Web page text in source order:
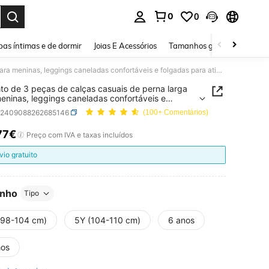
0 0
íntimas e de dormir Joias E Acessórios Tamanhos grandes
Conjunto de 3 peças de calças casuais de perna larga para meninas, leggings caneladas confortáveis e folgadas para atividades ao ar livre, primavera e outono.
de 3 peças de calças casuais de perna larga
leggings caneladas confortáveis e
para atividades ao ar livre, primavera e outono.
(100+ Comentários)
AND AVAILABILITY
Preço com IVA e taxas incluídos
gratuito
Tipo
104 cm) 5Y (104-110 cm) 6 anos